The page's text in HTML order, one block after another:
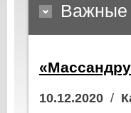
Важные
10.12.2020 /